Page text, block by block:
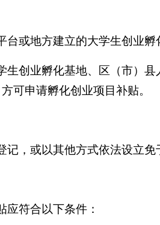
或地方建立的大学生创业孵
创业孵化基地、区（市）
可申请孵化创业项目补贴。
，或以其他方式依法设立
符合以下条件：